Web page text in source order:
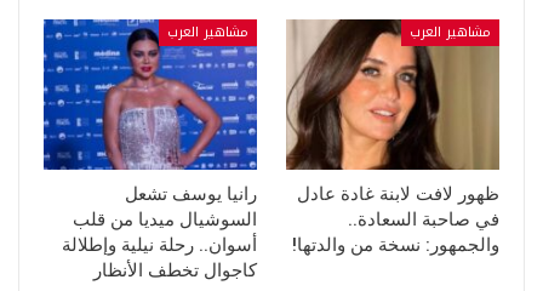
مشاهير العرب
ظهور لافت لابنة غادة عادل
في صاحبة السعادة..
والجمهور: نسخة من والدتها!
مشاهير العرب
رانيا يوسف تشعل
السوشيال ميديا من قلب
أسوان.. رحلة نيلية وإطلالة
كاجوال تخطف الأنظار